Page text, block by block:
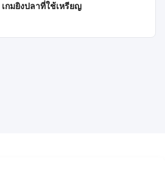
เกมยิงปลาที่ใช้เหรียญ